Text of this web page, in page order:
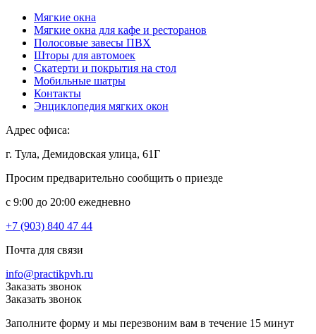
Мягкие окна
Мягкие окна для кафе и ресторанов
Полосовые завесы ПВХ
Шторы для автомоек
Скатерти и покрытия на стол
Мобильные шатры
Контакты
Энциклопедия мягких окон
Адрес офиса:
г. Тула, Демидовская улица, 61Г
Просим предварительно сообщить о приезде
c 9:00 до 20:00 ежедневно
+7 (903) 840 47 44
Почта для связи
info@practikpvh.ru
Заказать звонок
Заказать звонок
Заполните форму и мы перезвоним вам в течение 15 минут